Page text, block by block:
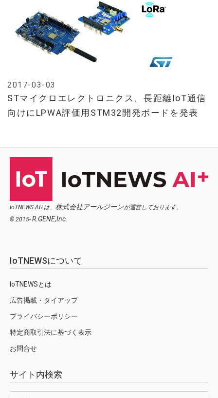
STマイクロエレクトロニクス、長距離IoT通信
向けにLPWA評価用STM32開発ボードを発表
2017-03-03
IoTNEWS AI+は、 株式会社アールジーンが運営しております。
© 2015- R.GENE,Inc.
IoTNEWSについて
IoTNEWSとは
広告掲載・タイアップ
プライバシーポリシー
特定商取引法に基づく表示
お問合せ
サイト内検索